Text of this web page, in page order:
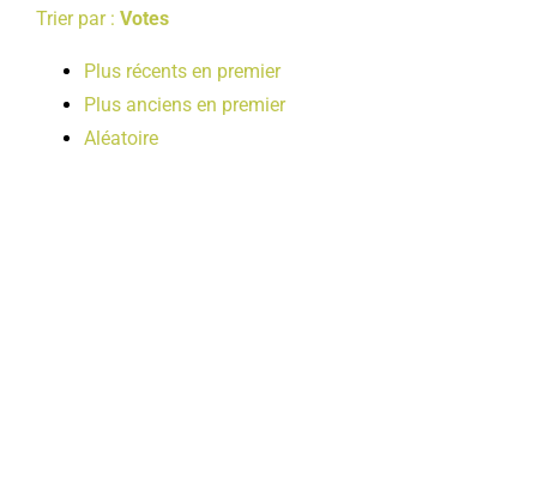
Trier par : Votes
Plus récents en premier
Plus anciens en premier
Aléatoire